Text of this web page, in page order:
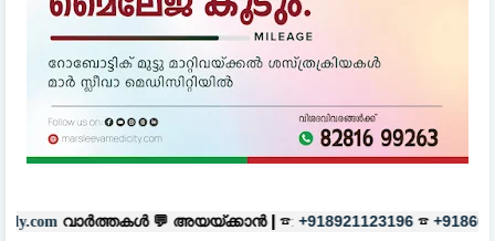
💬അയയ്ക്കാൻ | ☎: +918921123196 ☎ +918606657037